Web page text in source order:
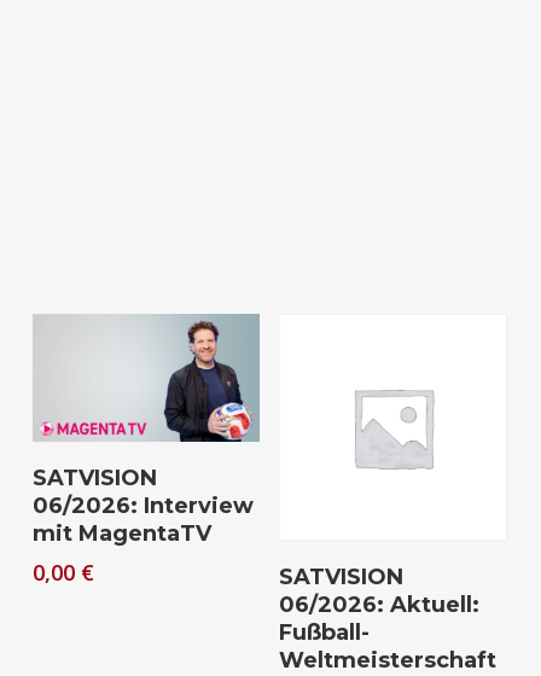
Download
SATVISION
06/2026: Interview
mit MagentaTV
0,00 € Download
SATVISION
06/2026: Aktuell:
Fußball-
Weltmeisterschaft